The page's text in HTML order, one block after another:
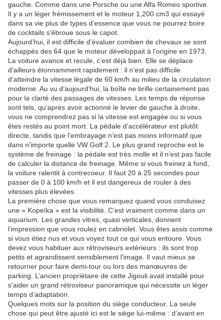
gauche. Comme dans une Porsche ou une Alfa Romeo sportive.
Il y a un léger frémissement et le moteur 1,200 cm3 qui essayé
dans sa vie plus de types d’essence que vous ne pourrez boire
de cocktails s’ébroue sous le capot.
Aujourd’hui, il est difficile d’évaluer combien de chevaux se sont
échappés des 64 que le moteur développait à l’origine en 1973.
La voiture avance et recule, c’est déjà bien. Elle se déplace
d'ailleurs étonnamment rapidement : il n’est pas difficile
d’atteindre la vitesse légale de 60 km/h au milieu de la circulation
moderne. Au vu d’aujourd’hui, la boîte ne brille certainement pas
pour la clarté des passages de vitesses. Les temps de réponse
sont tels, qu’après avoir actionné le levier de gauche à droite,
vous ne comprendrez pas si la vitesse est engagée ou si vous
êtes restés au point mort. La pédale d’accélérateur est plutôt
directe, tandis que l’embrayage n’est pas moins informatif que
dans n'importe quelle VW Golf 2. Le plus grand reproche est le
système de freinage : la pédale est très molle et il n’est pas facile
de calculer la distance de freinage. Même si vous freinez à fond,
la voiture ralentit à contrecoeur. Il faut 20 à 25 secondes pour
passer de 0 à 100 km/h et il est dangereux de rouler à des
vitesses plus élevées.
La première chose que vous remarquez quand vous conduisez
une « Kopeïka » est la visibilité. C’est vraiment comme dans un
aquarium. Les grandes vitres, quasi verticales, donnent
l’impression que vous roulez en cabriolet. Vous êtes assis comme
si vous étiez nus et vous voyez tout ce qui vous entoure. Vous
devez vous habituer aux rétroviseurs extérieurs : ils sont trop
petits et agrandissent sensiblement l’image. Il vaut mieux se
retourner pour faire demi-tour ou lors des manœuvres de
parking. L’ancien propriétaire de cette Jigouli avait installé pour
s'aider un grand rétroviseur panoramique qui nécessite un léger
temps d’adaptation.
Quelques mots sur la position du siège conducteur. La seule
chose qui peut être ajusté ici est le siège lui-même : d’avant en